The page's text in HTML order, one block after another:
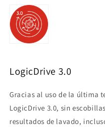
LogicDrive 3.0
Gracias al uso de la última
LogicDrive 3.0, sin
resultados de lavado,